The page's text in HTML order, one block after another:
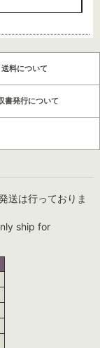
料について
書発行について
送は行っておりま
ship for